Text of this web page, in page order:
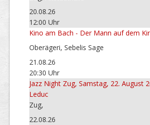
20.08.26
12:00 Uhr
Kino am Bach - Der Mann auf dem
Oberägeri, Sebelis Sage
21.08.26
20:30 Uhr
Jazz Night Zug, Samstag, 22. August
Leduc
Zug,
22.08.26